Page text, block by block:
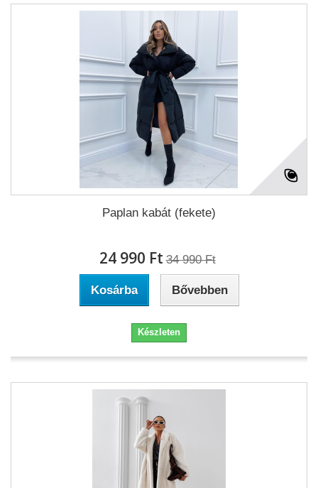
Paplan kabát (fekete)
24 990 Ft‎ 34 990 Ft‎
Kosárba Bővebben
Készleten